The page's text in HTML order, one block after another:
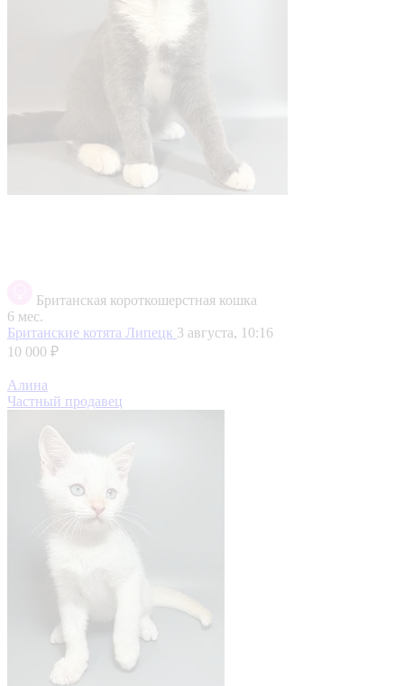
Британская короткошерстная кошка
6 мес.
Британские котята Липецк 3 августа, 10:16
10 000 ₽
Алина
Частный продавец